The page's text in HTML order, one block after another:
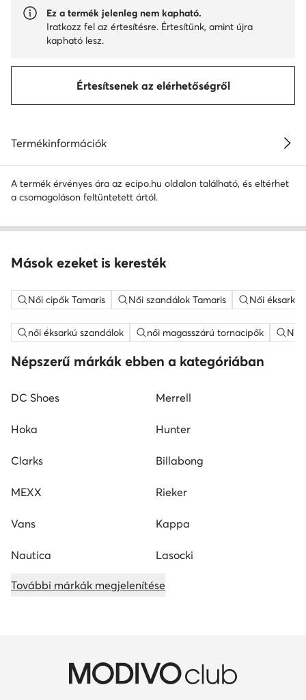
Ez a termék jelenleg nem kapható.
Iratkozz fel az értesítésre. Értesítünk, amint újra
kapható lesz.
Értesítsenek az elérhetőségről
Termékinformációk
A termék érvényes ára az ecipo.hu oldalon található, és eltérhet
a csomagoláson feltüntetett ártól.
Mások ezeket is keresték
Női cipők Tamaris Női szandálok Tamaris Női éksarkú
női éksarkú szandálok női magasszárú tornacipők
Népszerű márkák ebben a kategóriában
DC Shoes Merrell
Hoka Hunter
Clarks Billabong
MEXX Rieker
Vans Kappa
Nautica Lasocki
További márkák megjelenítése